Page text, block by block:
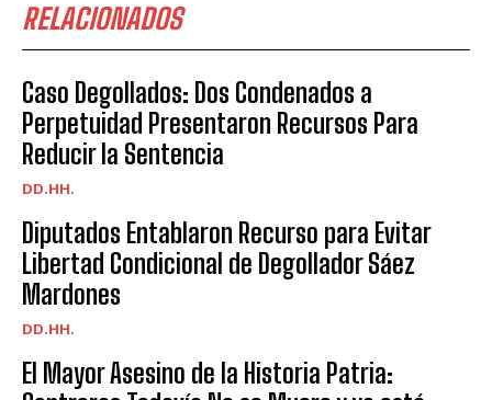
RELACIONADOS
Caso Degollados: Dos Condenados a
Perpetuidad Presentaron Recursos Para
Reducir la Sentencia
DD.HH.
Diputados Entablaron Recurso para Evitar
Libertad Condicional de Degollador Sáez
Mardones
DD.HH.
El Mayor Asesino de la Historia Patria: